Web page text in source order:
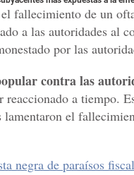
fallecimiento de un
a las autoridades al
por las
contra las
a tiempo.
lamentaron el
negra de paraísos